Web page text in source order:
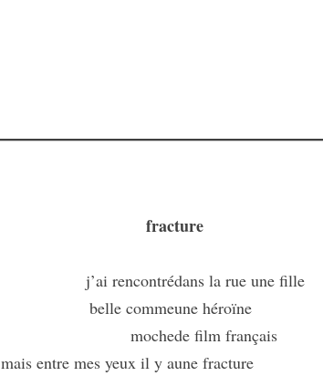
frac
j’ai rencontré
belle comme
moche
mais entre mes yeux il y a
ture
dans la rue une fille
une héroïne
de film français
une fracture